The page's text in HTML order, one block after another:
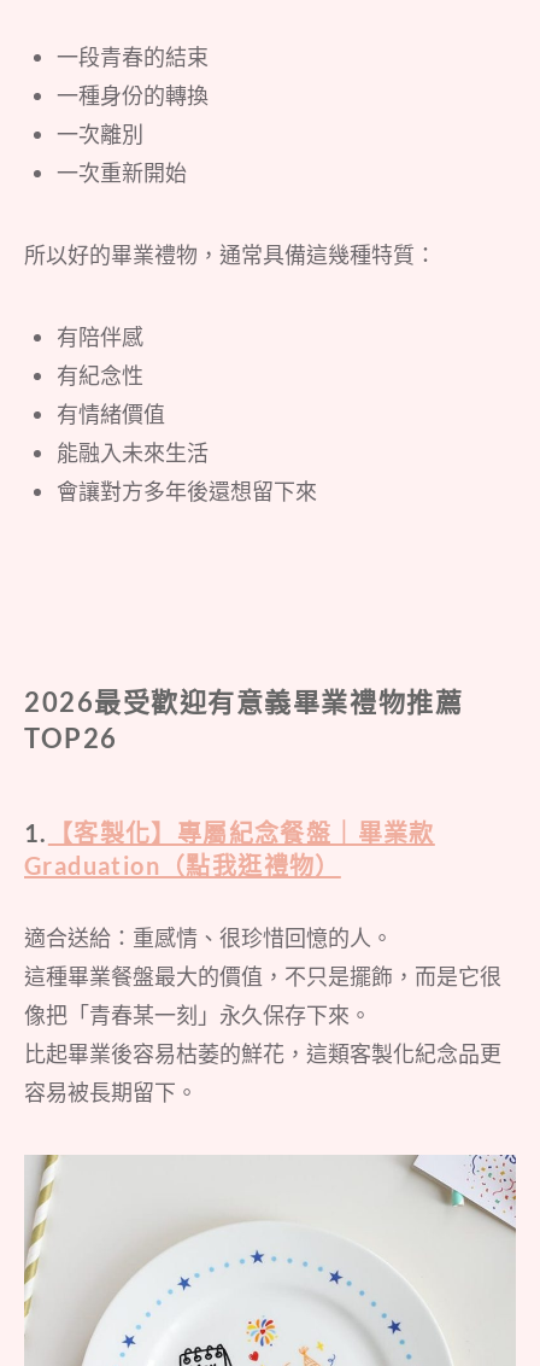
一段青春的結束
一種身份的轉換
一次離別
一次重新開始
所以好的畢業禮物，通常具備這幾種特質：
有陪伴感
有紀念性
有情緒價值
能融入未來生活
會讓對方多年後還想留下來
2026最受歡迎有意義畢業禮物推薦
TOP26
1.
【客製化】專屬紀念餐盤｜畢業款
Graduation（點我逛禮物）
適合送給：重感情、很珍惜回憶的人。
這種畢業餐盤最大的價值，不只是擺飾，而是它很
像把「青春某一刻」永久保存下來。
比起畢業後容易枯萎的鮮花，這類客製化紀念品更
容易被長期留下。